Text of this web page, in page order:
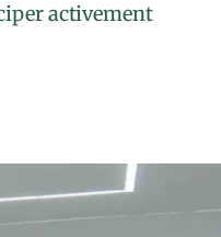
activement